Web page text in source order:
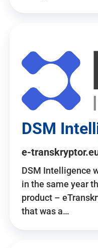
DSM
e-
DSM Intelligence
in the same year
product –
that was a…